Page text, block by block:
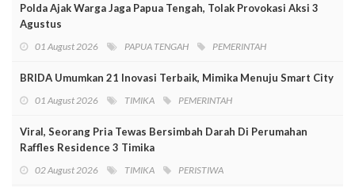
Polda Ajak Warga Jaga Papua Tengah, Tolak Provokasi Aksi 3
Agustus
01 August 2026 PAPUA TENGAH PEMERINTAH
BRIDA Umumkan 21 Inovasi Terbaik, Mimika Menuju Smart City
01 August 2026 TIMIKA PEMERINTAH
Viral, Seorang Pria Tewas Bersimbah Darah Di Perumahan
Raffles Residence 3 Timika
02 August 2026 TIMIKA PERISTIWA